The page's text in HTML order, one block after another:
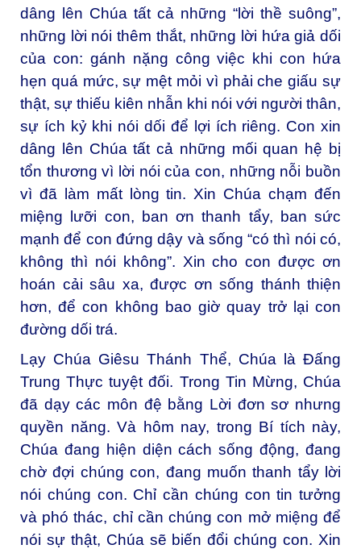
dâng lên Chúa tất cả những “lời thề suông”,
những lời nói thêm thắt, những lời hứa giả dối
của con: gánh nặng công việc khi con hứa
hẹn quá mức, sự mệt mỏi vì phải che giấu sự
thật, sự thiếu kiên nhẫn khi nói với người thân,
sự ích kỷ khi nói dối để lợi ích riêng. Con xin
dâng lên Chúa tất cả những mối quan hệ bị
tổn thương vì lời nói của con, những nỗi buồn
vì đã làm mất lòng tin. Xin Chúa chạm đến
miệng lưỡi con, ban ơn thanh tẩy, ban sức
mạnh để con đứng dậy và sống “có thì nói có,
không thì nói không”. Xin cho con được ơn
hoán cải sâu xa, được ơn sống thánh thiện
hơn, để con không bao giờ quay trở lại con
đường dối trá.
Lạy Chúa Giêsu Thánh Thể, Chúa là Đấng
Trung Thực tuyệt đối. Trong Tin Mừng, Chúa
đã dạy các môn đệ bằng Lời đơn sơ nhưng
quyền năng. Và hôm nay, trong Bí tích này,
Chúa đang hiện diện cách sống động, đang
chờ đợi chúng con, đang muốn thanh tẩy lời
nói chúng con. Chỉ cần chúng con tin tưởng
và phó thác, chỉ cần chúng con mở miệng để
nói sự thật, Chúa sẽ biến đổi chúng con. Xin